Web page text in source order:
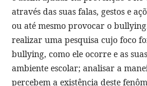
através das suas falas, gestos e
ou até mesmo provocar o
realizar uma pesquisa cujo foco
bullying, como ele ocorre e as
ambiente escolar; analisar a
percebem a existência deste